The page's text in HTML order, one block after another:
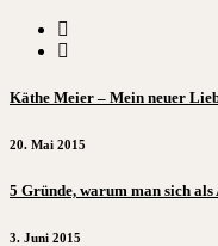
Käthe Meier – Mein neuer
20. Mai 2015
5 Gründe, warum man sich
3. Juni 2015